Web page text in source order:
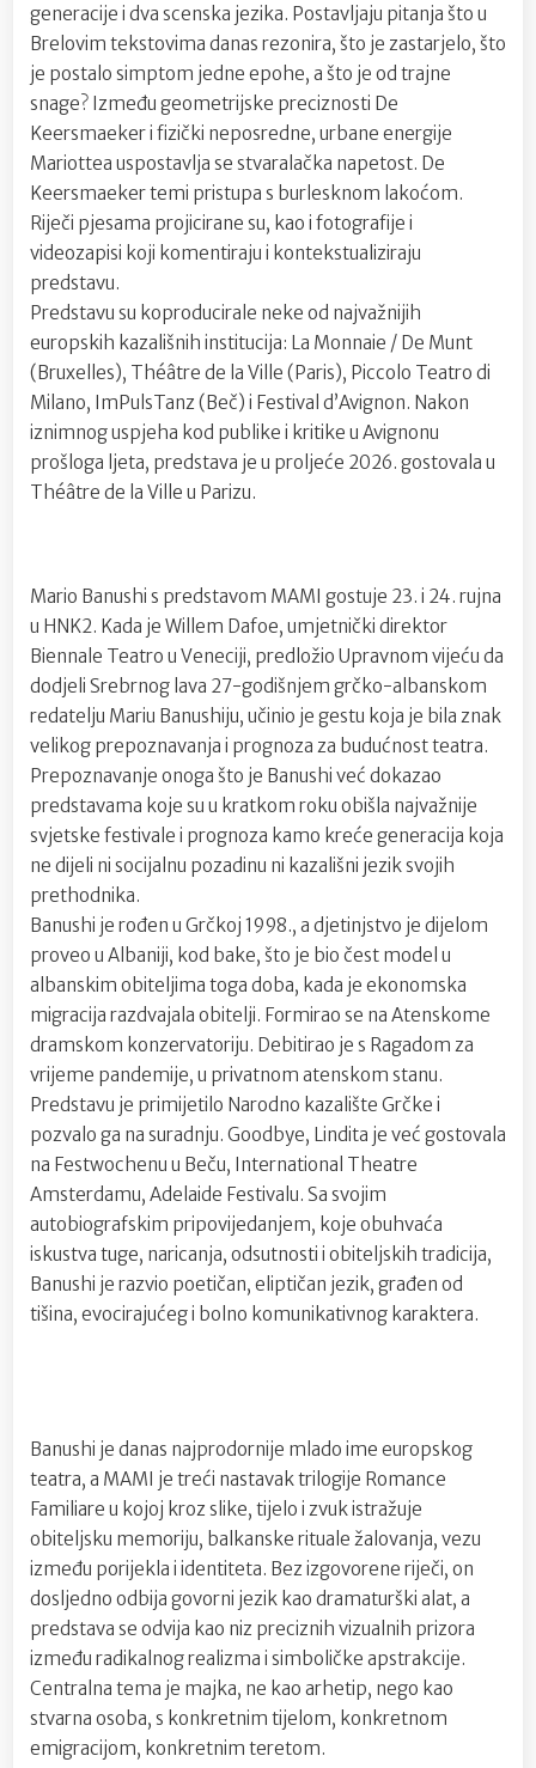
generacije i dva scenska jezika. Postavljaju pitanja što u
Brelovim tekstovima danas rezonira, što je zastarjelo, što
je postalo simptom jedne epohe, a što je od trajne
snage? Između geometrijske preciznosti De
Keersmaeker i fizički neposredne, urbane energije
Mariottea uspostavlja se stvaralačka napetost. De
Keersmaeker temi pristupa s burlesknom lakoćom.
Riječi pjesama projicirane su, kao i fotografije i
videozapisi koji komentiraju i kontekstualiziraju
predstavu.
Predstavu su koproducirale neke od najvažnijih
europskih kazališnih institucija: La Monnaie / De Munt
(Bruxelles), Théâtre de la Ville (Paris), Piccolo Teatro di
Milano, ImPulsTanz (Beč) i Festival d’Avignon. Nakon
iznimnog uspjeha kod publike i kritike u Avignonu
prošloga ljeta, predstava je u proljeće 2026. gostovala u
Théâtre de la Ville u Parizu.
Mario Banushi s predstavom MAMI gostuje 23. i 24. rujna
u HNK2. Kada je Willem Dafoe, umjetnički direktor
Biennale Teatro u Veneciji, predložio Upravnom vijeću da
dodjeli Srebrnog lava 27-godišnjem grčko-albanskom
redatelju Mariu Banushiju, učinio je gestu koja je bila znak
velikog prepoznavanja i prognoza za budućnost teatra.
Prepoznavanje onoga što je Banushi već dokazao
predstavama koje su u kratkom roku obišla najvažnije
svjetske festivale i prognoza kamo kreće generacija koja
ne dijeli ni socijalnu pozadinu ni kazališni jezik svojih
prethodnika.
Banushi je rođen u Grčkoj 1998., a djetinjstvo je dijelom
proveo u Albaniji, kod bake, što je bio čest model u
albanskim obiteljima toga doba, kada je ekonomska
migracija razdvajala obitelji. Formirao se na Atenskome
dramskom konzervatoriju. Debitirao je s Ragadom za
vrijeme pandemije, u privatnom atenskom stanu.
Predstavu je primijetilo Narodno kazalište Grčke i
pozvalo ga na suradnju. Goodbye, Lindita je već gostovala
na Festwochenu u Beču, International Theatre
Amsterdamu, Adelaide Festivalu. Sa svojim
autobiografskim pripovijedanjem, koje obuhvaća
iskustva tuge, naricanja, odsutnosti i obiteljskih tradicija,
Banushi je razvio poetičan, eliptičan jezik, građen od
tišina, evocirajućeg i bolno komunikativnog karaktera.
Banushi je danas najprodornije mlado ime europskog
teatra, a MAMI je treći nastavak trilogije Romance
Familiare u kojoj kroz slike, tijelo i zvuk istražuje
obiteljsku memoriju, balkanske rituale žalovanja, vezu
između porijekla i identiteta. Bez izgovorene riječi, on
dosljedno odbija govorni jezik kao dramaturški alat, a
predstava se odvija kao niz preciznih vizualnih prizora
između radikalnog realizma i simboličke apstrakcije.
Centralna tema je majka, ne kao arhetip, nego kao
stvarna osoba, s konkretnim tijelom, konkretnom
emigracijom, konkretnim teretom.